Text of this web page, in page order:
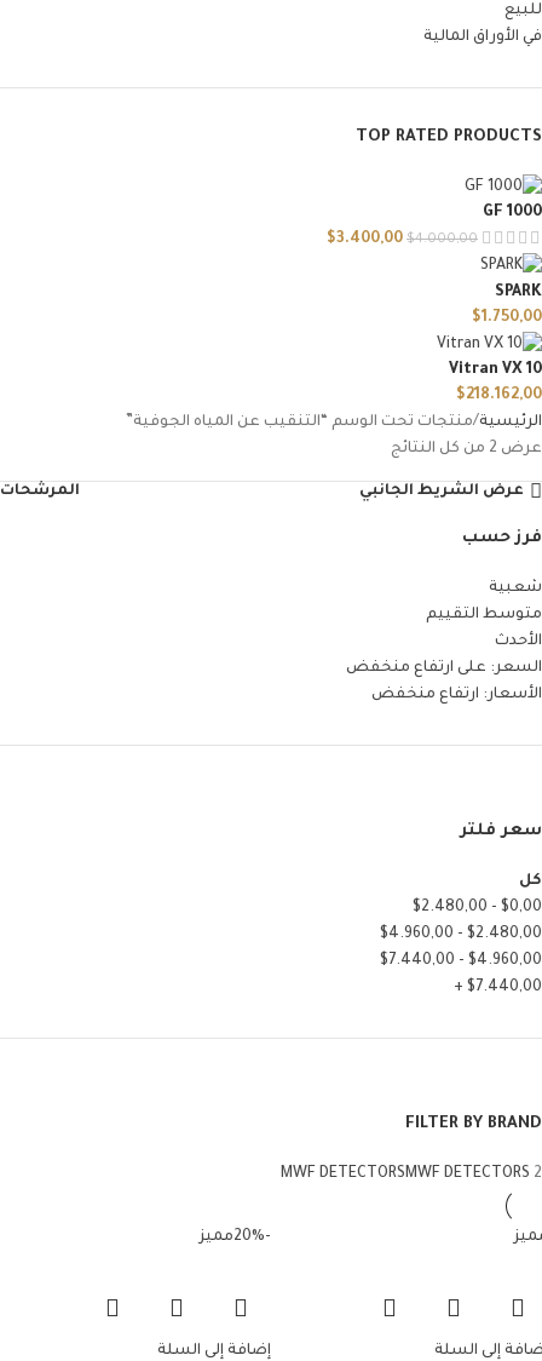
للبيع
في الأوراق المالية
TOP RATED PRODUCTS
GF 1000
$4.000,00
$3.400,00
SPARK
$1.750,00
Vitran VX 10
$218.162,00
الرئيسية منتجات تحت الوسم “التنقيب عن المياه الجوفية”
عرض ⁦2⁩ من كل النتائج
عرض الشريط الجانبي المرشحات
فرز حسب
شعبية
متوسط التقييم
الأحدث
السعر: على ارتفاع منخفض
الأسعار: ارتفاع منخفض
سعر فلتر
كل
$0,00
-
$2.480,00
$2.480,00
-
$4.960,00
$4.960,00
-
$7.440,00
$7.440,00
+
FILTER BY BRAND
MWF DETECTORSMWF DETECTORS 2
إلى السلة
-20% مميز
إضافة إلى السلة